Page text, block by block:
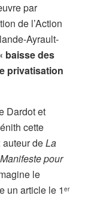
par
de l’Action
Ayrault-
baisse des
privatisation
Dardot et
cette
deLa
Manifeste pour
le
un article le 1 er